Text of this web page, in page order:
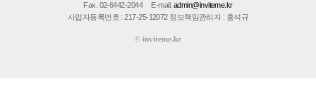
Fax. 02-6442-2044
E-mail.admin@inviteme.kr
사업자등록번호 : 217-25-12072 정보책임관리자 : 홍석규
© inviteme.kr